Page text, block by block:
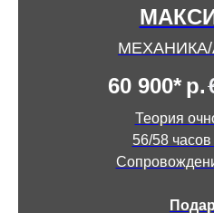
60 900* р.
Теория
56/58 часов